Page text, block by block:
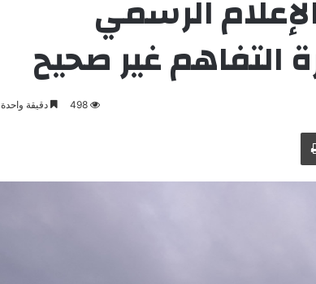
الرسمي
التفاهم غير صحيح
498 دقيقة واحدة